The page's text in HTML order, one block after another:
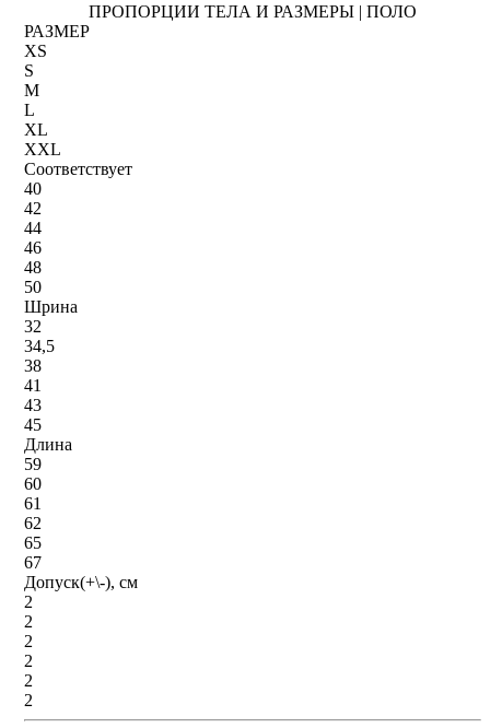
ПРОПОРЦИИ ТЕЛА И РАЗМЕРЫ | ПОЛО
РАЗМЕР
XS
S
M
L
XL
XXL
Соответствует
40
42
44
46
48
50
Шрина
32
34,5
38
41
43
45
Длина
59
60
61
62
65
67
Допуск(+\-), см
2
2
2
2
2
2